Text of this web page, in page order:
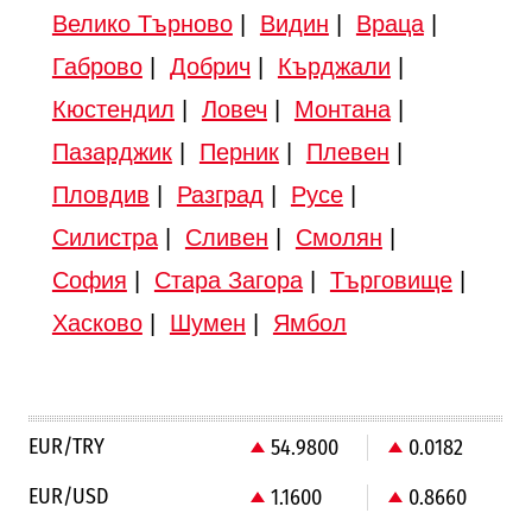
Велико Търново| Видин Враца|
Габрово| Добрич Кърджали
Кюстендил
Ловеч Монтана|
Пазарджик| Перник| Плевен
Пловдив
Разград Русе|
Силистра| Сливен Смолян
София
Стара Загора| Търговище|
Хасково| Шумен Ямбол
EUR/TRY 54.9800
0.0182
EUR/USD
1.1600 0.8660